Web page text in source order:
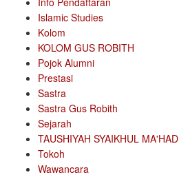
Islamic Studies
Kolom
KOLOM GUS ROBITH
Pojok Alumni
Prestasi
Sastra
Sastra Gus Robith
Sejarah
TAUSHIYAH SYAIKHUL MA'HAD
Tokoh
Wawancara